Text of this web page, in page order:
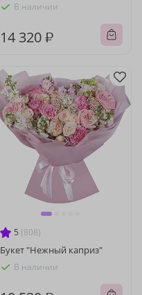
В наличии
14 320 ₽
5 (808)
Букет "Нежный каприз"
В наличии